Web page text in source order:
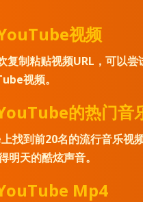
视频
复制粘贴视频URL，可以尝
视频。
的热门音
找到前20名的流行音乐视
明天的酷炫声音。
Mp4